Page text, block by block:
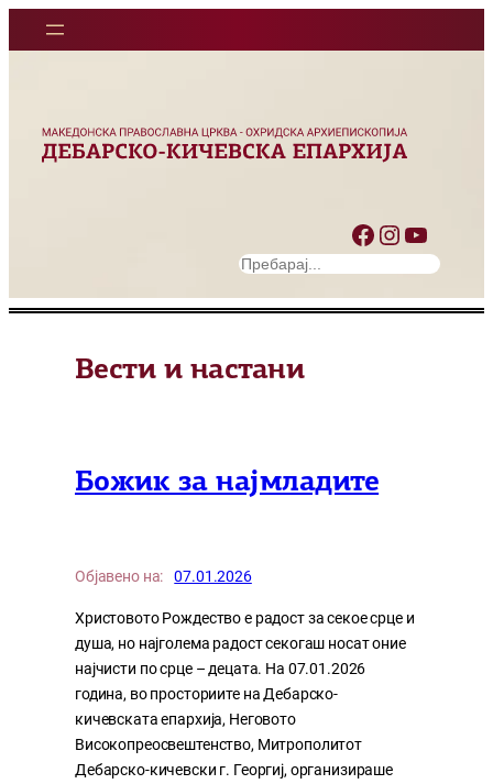
Facebook Instagram YouTube
S
a
c
Вести и настани
Божик за најмладите
Објавено на: 07.01.2026
Христовото Рождество е радост за секое срце и
душа, но најголема радост секогаш носат оние
најчисти по срце – децата. На 07.01.2026
година, во просториите на Дебарско-
кичевската епархија, Неговото
Високопреосвештенство, Митрополитот
Дебарско-кичевски г. Георгиј, организираше